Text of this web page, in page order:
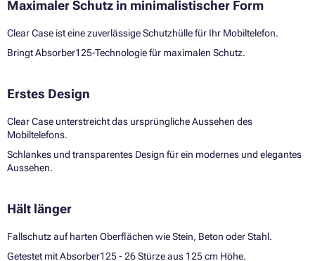
Maximaler Schutz in minimalistischer Form
Clear Case ist eine zuverlässige Schutzhülle für Ihr Mobiltelefon.
Bringt Absorber125-Technologie für maximalen Schutz.
Erstes Design
Clear Case unterstreicht das ursprüngliche Aussehen des
Mobiltelefons.
Schlankes und transparentes Design für ein modernes und elegantes
Aussehen.
Hält länger
Fallschutz auf harten Oberflächen wie Stein, Beton oder Stahl.
Getestet mit Absorber125 - 26 Stürze aus 125 cm Höhe.